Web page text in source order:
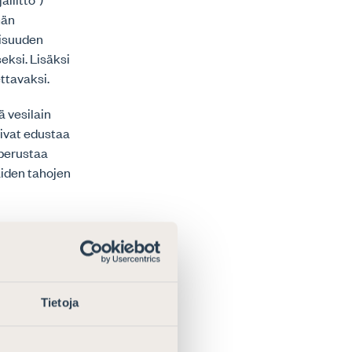
Tietoja
Lisäksi
vesilain
edustaa
tahojen
liittyvät